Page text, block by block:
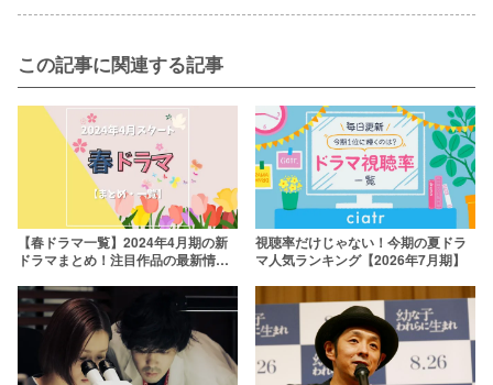
この記事に関連する記事
【春ドラマ一覧】2024年4月期の新
ドラマまとめ！注目作品の最新情報
視聴率だけじゃない！今期の夏ドラ
マ人気ランキング【2026年7月期】